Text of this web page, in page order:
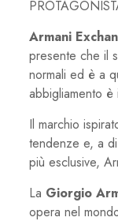
Armani
presente che il
normali ed è a
abbigliamento è
Il marchio
tendenze e, a
più esclusive,
La Giorgio
opera nel